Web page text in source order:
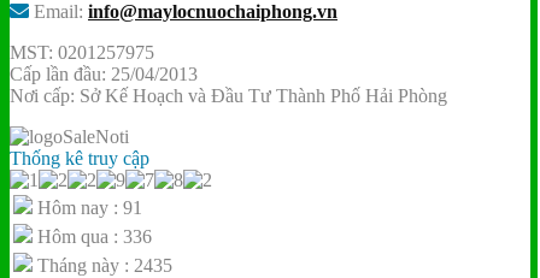
Email: info@maylocnuochaiphong.vn
MST: 0201257975
Cấp lần đầu: 25/04/2013
Nơi cấp: Sở Kế Hoạch và Đầu Tư Thành Phố Hải Phòng
Thống kê truy cập
Hôm nay : 91
Hôm qua : 336
Tháng này : 2435